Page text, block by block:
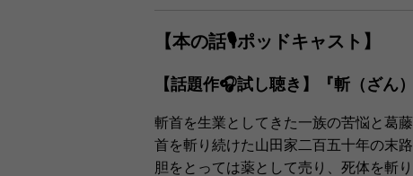
【本の話🎙ポッドキャスト】
【話題作🎧試し聴き】『斬（ざん
斬首を生業としてきた一族の苦悩と葛
首を斬り続けた山田家二百五十年の末
胆をとっては薬として売り、死体を斬